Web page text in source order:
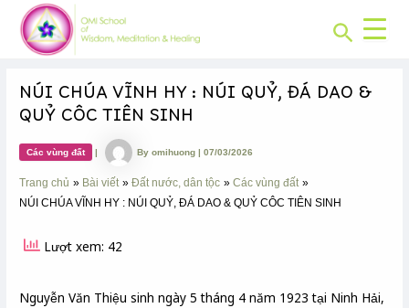
content
Search
NÚI CHÚA VĨNH HY : NÚI QUỶ, ĐÁ DAO &
QUỶ CÔC TIÊN SINH
Các vùng đất | Byomihuong|07/03/2026
Trang chủ Bài viết Đất nước, dân tộc
Các vùng đất
NÚI CHÚA VĨNH HY : NÚI QUỶ, ĐÁ DAO & QUỶ CÔC TIÊN SINH
Lượt xem: 42
Nguyễn Văn Thiệu sinh ngày 5 tháng 4 năm 1923 tại Ninh Hải,
Post
navigation
CHUYÊN
MỤC: